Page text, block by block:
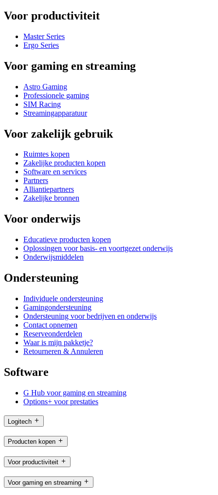
Voor productiviteit
Master Series
Ergo Series
Voor gaming en streaming
Astro Gaming
Professionele gaming
SIM Racing
Streamingapparatuur
Voor zakelijk gebruik
Ruimtes kopen
Zakelijke producten kopen
Software en services
Partners
Alliantiepartners
Zakelijke bronnen
Voor onderwijs
Educatieve producten kopen
Oplossingen voor basis- en voortgezet onderwijs
Onderwijsmiddelen
Ondersteuning
Individuele ondersteuning
Gamingondersteuning
Ondersteuning voor bedrijven en onderwijs
Contact opnemen
Reserveonderdelen
Waar is mijn pakketje?
Retourneren & Annuleren
Software
G Hub voor gaming en streaming
Options+ voor prestaties
Logitech
Producten kopen
Voor productiviteit
Voor gaming en streaming